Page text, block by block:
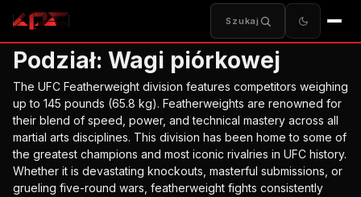
Szukaj
Podział: Wagi piórkowej
The UFC Featherweight division features competitors weighing
up to 145 pounds (65.8 kg). Featherweights are renowned for
their blend of speed, power, and technical mastery across all
martial arts disciplines. This division has been home to some of
the greatest champions and most iconic rivalries in UFC history.
Whether it is devastating knockouts, masterful submissions, or
grueling five-round wars, featherweight fights consistently